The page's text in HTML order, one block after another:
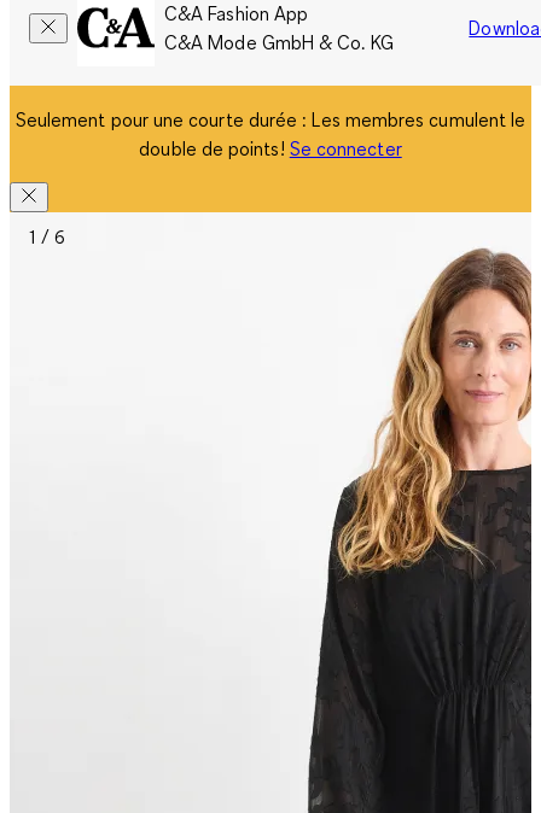
C&A Fashion App
C&A Mode GmbH & Co. KG
Seulement pour une courte durée : Les membres cumulent le
double de points! Se connecter
1 / 6